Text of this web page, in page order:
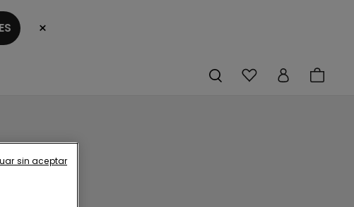
×
sin aceptar